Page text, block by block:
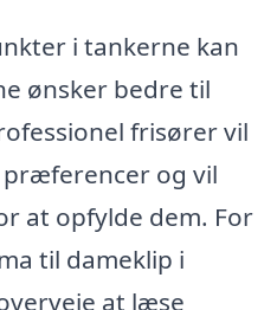
i tankerne kan
ønsker bedre til
frisører vil
og vil
at opfylde dem. For
til dameklip i
at læse